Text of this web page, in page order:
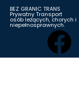
BEZ GRANIC TRANS
Prywatny Transport
osób leżących, chorych i
niepełnosprawnych.